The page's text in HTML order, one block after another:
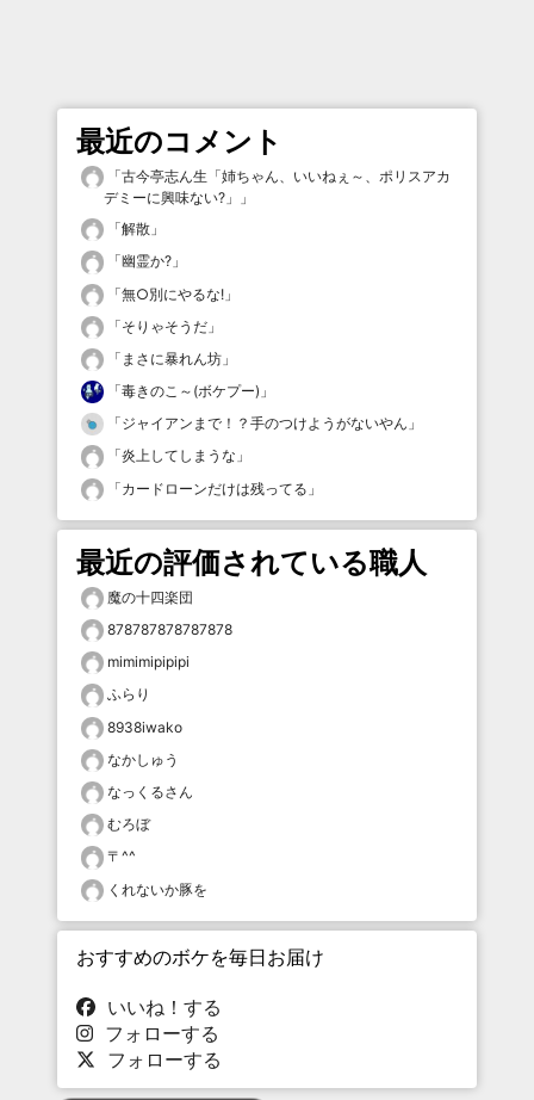
最近のコメント
「古今亭志ん生「姉ちゃん、いいねぇ～、ポリスアカ
デミーに興味ない?」
」
「解散 」
「幽霊か? 」
「無○別にやるな! 」
「そりゃそうだ 」
「 まさに暴れん坊 」
「毒きのこ～(ボケプー) 」
「ジャイアンまで！？手のつけようがないやん 」
「炎上してしまうな 」
「カードローンだけは残ってる 」
最近の評価されている職人
魔の十四楽団
878787878787878
mimimipipipi
ふらり
8938iwako
なかしゅう
なっくるさん
むろぼ
〒^^
くれないか豚を
おすすめのボケを毎日お届け
いいね！する
フォローする
フォローする